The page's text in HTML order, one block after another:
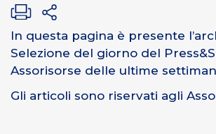
In questa pagina è presente
Selezione del giorno del
Assorisorse delle ultime
Gli articoli sono riservati agli